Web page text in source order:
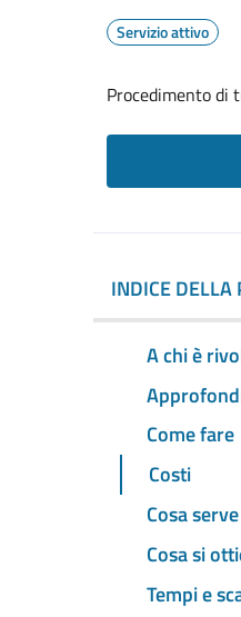
Servizio attivo
Procedimento di
INDICE DELLA
A chi è
Come fare
Costi
Cosa serve
Cosa si
Tempi e